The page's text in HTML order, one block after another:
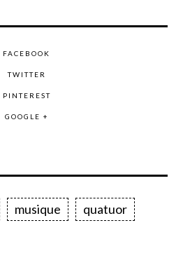
FACEBOOK
TWITTER
PINTEREST
GOOGLE +
musique
quatuor